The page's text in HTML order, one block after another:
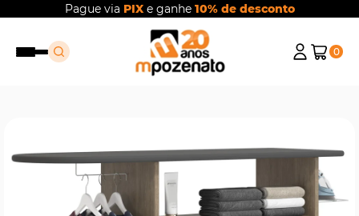
Pague via PIXe ganhe 10% de desconto
0